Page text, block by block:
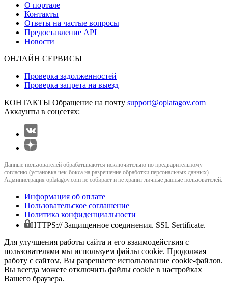
О портале
Контакты
Ответы на частые вопросы
Предоставление API
Новости
ОНЛАЙН СЕРВИСЫ
Проверка задолженностей
Проверка запрета на выезд
КОНТАКТЫ Обращение на почту support@oplatagov.com
Аккаунты в соцсетях:
Данные пользователей обрабатываются исключительно по предварительному
согласию (установка чек-бокса на разрешение обработки персональных данных).
Администрация oplatagov.com не собирает и не хранит личные данные пользователей.
Информация об оплате
Пользовательское соглашение
Политика конфиденциальности
HTTPS:// Защищенное соединения. SSL Sertificate.
Для улучшения работы сайта и его взаимодействия с
пользователями мы используем файлы cookie. Продолжая
работу с сайтом, Вы разрешаете использование cookie-файлов.
Вы всегда можете отключить файлы cookie в настройках
Вашего браузера.